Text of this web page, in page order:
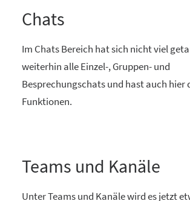
Chats
Im Chats Bereich hat sich nicht viel
weiterhin alle Einzel-, Gruppen- und
Besprechungschats und hast auch hier
Funktionen.
Teams und Kanäle
Unter Teams und Kanäle wird es jetzt